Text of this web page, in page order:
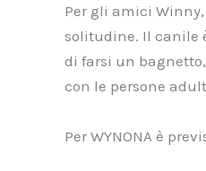
Per gli amici
solitudine. Il canile
di farsi un
con le persone
Per WYNONA è